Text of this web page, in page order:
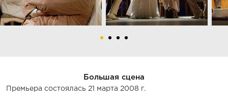
Большая сцена
Премьера состоялась 21 марта 2008 г.